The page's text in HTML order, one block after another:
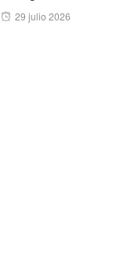
Posted
29 julio 2026